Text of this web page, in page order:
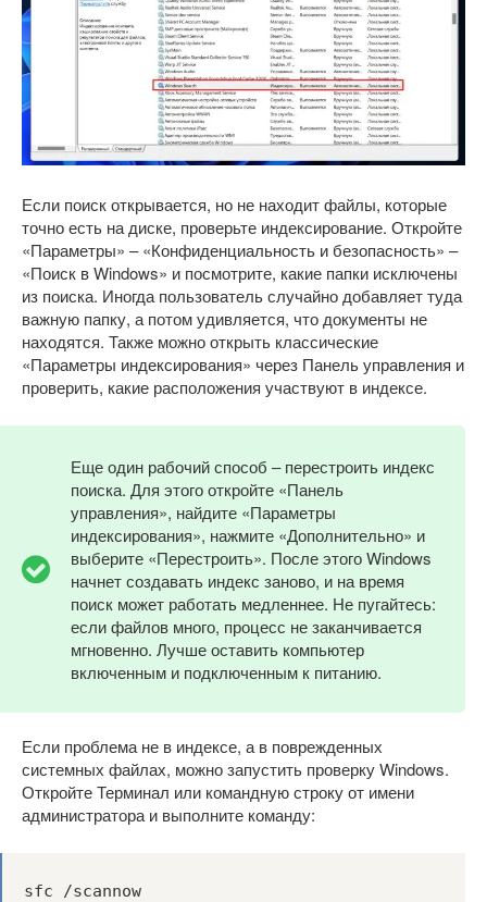
Если поиск открывается, но не находит файлы, которые
точно есть на диске, проверьте индексирование. Откройте
«Параметры» – «Конфиденциальность и безопасность» –
«Поиск в Windows» и посмотрите, какие папки исключены
из поиска. Иногда пользователь случайно добавляет туда
важную папку, а потом удивляется, что документы не
находятся. Также можно открыть классические
«Параметры индексирования» через Панель управления и
проверить, какие расположения участвуют в индексе.
Еще один рабочий способ – перестроить индекс
поиска. Для этого откройте «Панель
управления», найдите «Параметры
индексирования», нажмите «Дополнительно» и
выберите «Перестроить». После этого Windows
начнет создавать индекс заново, и на время
поиск может работать медленнее. Не пугайтесь:
если файлов много, процесс не заканчивается
мгновенно. Лучше оставить компьютер
включенным и подключенным к питанию.
Если проблема не в индексе, а в поврежденных
системных файлах, можно запустить проверку Windows.
Откройте Терминал или командную строку от имени
администратора и выполните команду:
sfc /scannow